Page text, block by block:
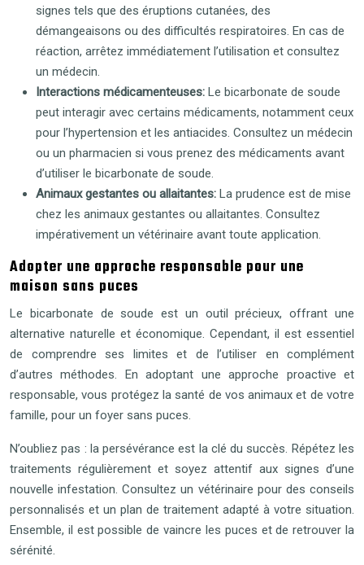
signes tels que des éruptions cutanées, des
démangeaisons ou des difficultés respiratoires. En cas de
réaction, arrêtez immédiatement l’utilisation et consultez
un médecin.
Interactions médicamenteuses: Le bicarbonate de soude
peut interagir avec certains médicaments, notamment ceux
pour l’hypertension et les antiacides. Consultez un médecin
ou un pharmacien si vous prenez des médicaments avant
d’utiliser le bicarbonate de soude.
Animaux gestantes ou allaitantes: La prudence est de mise
chez les animaux gestantes ou allaitantes. Consultez
impérativement un vétérinaire avant toute application.
Adopter une approche responsable pour une
maison sans puces
Le bicarbonate de soude est un outil précieux, offrant une
alternative naturelle et économique. Cependant, il est essentiel
de comprendre ses limites et de l’utiliser en complément
d’autres méthodes. En adoptant une approche proactive et
responsable, vous protégez la santé de vos animaux et de votre
famille, pour un foyer sans puces.
N’oubliez pas : la persévérance est la clé du succès. Répétez les
traitements régulièrement et soyez attentif aux signes d’une
nouvelle infestation. Consultez un vétérinaire pour des conseils
personnalisés et un plan de traitement adapté à votre situation.
Ensemble, il est possible de vaincre les puces et de retrouver la
sérénité.